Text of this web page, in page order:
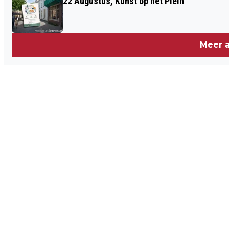
L'INSÉPARABLE IN BERGEN OP ZOOM
HAAR DEUREN WEER OPENEN
Meer